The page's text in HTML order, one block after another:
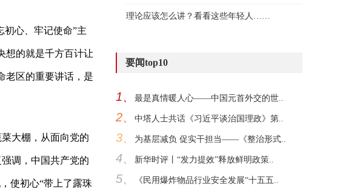
初心、牢记使命”主
想的就是千方百计让
老区的重要讲话，是
大棚，从面向党的
调，中国共产党的
使初心“带上了露珠
理论应该怎么讲？看看这些年轻人……
要闻top10
1、 最是真情暖人心——中国元首外交的世..
2、 中塔人士共话《习近平谈治国理政》第..
3、 为基层减负 促实干担当——《整治形式..
4、 新华时评丨“发力提效”释放鲜明政策..
5、 《民用爆炸物品行业安全发展“十五五..